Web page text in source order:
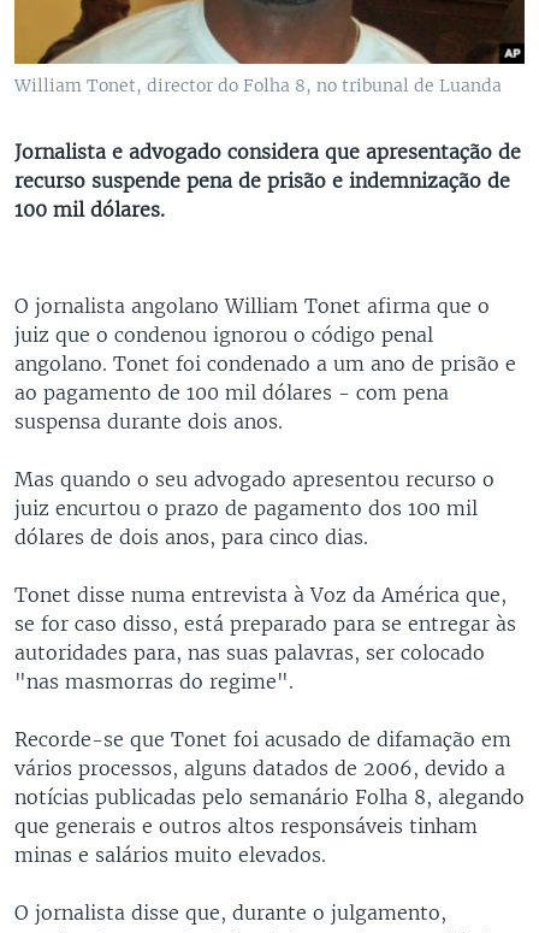
William Tonet, director do Folha 8, no tribunal de Luanda
Jornalista e advogado considera que apresentação de
recurso suspende pena de prisão e indemnização de
100 mil dólares.
O jornalista angolano William Tonet afirma que o
juiz que o condenou ignorou o código penal
angolano. Tonet foi condenado a um ano de prisão e
ao pagamento de 100 mil dólares - com pena
suspensa durante dois anos.
Mas quando o seu advogado apresentou recurso o
juiz encurtou o prazo de pagamento dos 100 mil
dólares de dois anos, para cinco dias.
Tonet disse numa entrevista à Voz da América que,
se for caso disso, está preparado para se entregar às
autoridades para, nas suas palavras, ser colocado
"nas masmorras do regime".
Recorde-se que Tonet foi acusado de difamação em
vários processos, alguns datados de 2006, devido a
notícias publicadas pelo semanário Folha 8, alegando
que generais e outros altos responsáveis tinham
minas e salários muito elevados.
O jornalista disse que, durante o julgamento,